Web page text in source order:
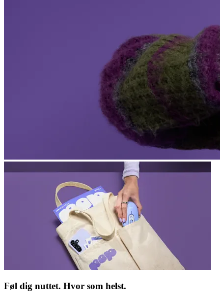
Føl dig nuttet. Hvor som helst.